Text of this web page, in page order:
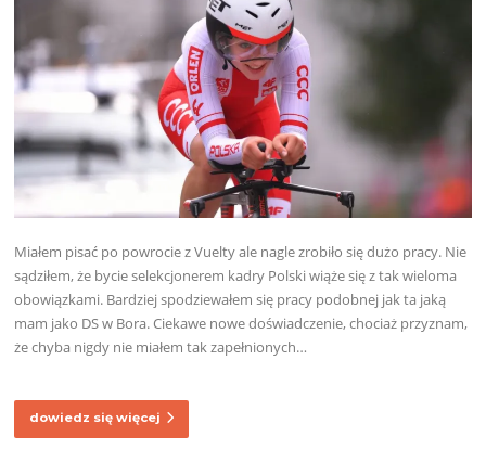
Miałem pisać po powrocie z Vuelty ale nagle zrobiło się dużo pracy. Nie
sądziłem, że bycie selekcjonerem kadry Polski wiąże się z tak wieloma
obowiązkami. Bardziej spodziewałem się pracy podobnej jak ta jaką
mam jako DS w Bora. Ciekawe nowe doświadczenie, chociaż przyznam,
że chyba nigdy nie miałem tak zapełnionych…
dowiedz się więcej